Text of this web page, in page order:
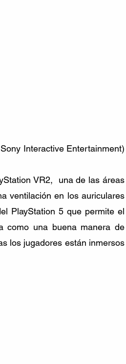
Interactive Entertainment)
VR2,  una de las áreas
ventilación en los auriculares
PlayStation 5 que permite el
como una buena manera de
los jugadores están inmersos